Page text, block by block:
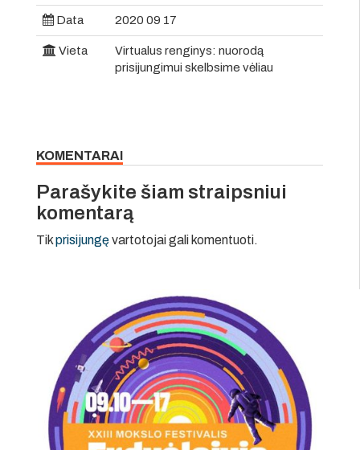
Data 2020 09 17
Vieta
Virtualus renginys: nuorodą
prisijungimui skelbsime vėliau
KOMENTARAI
Parašykite šiam straipsniui
komentarą
Tikprisijungęvartotojai gali komentuoti.